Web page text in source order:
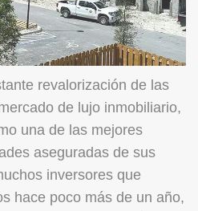
revalorización de las
de lujo inmobiliario,
una de las mejores
aseguradas de sus
inversores que
hace poco más de un año,